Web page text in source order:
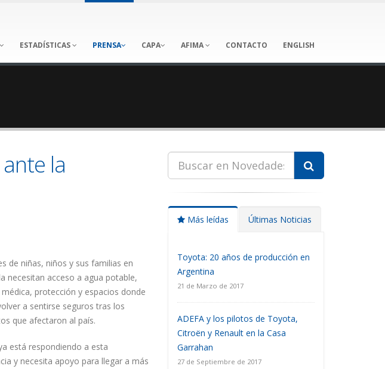
ESTADÍSTICAS PRENSA CAPA AFIMA CONTACTO ENGLISH
la
de niñas, niños y sus familias en
necesitan acceso a agua potable,
protección y espacios donde
a sentirse seguros tras los
que afectaron al país.
está respondiendo a esta
y necesita apoyo para llegar a más
Más leídas Últimas Noticias
Toyota: 20 años de producción en
Argentina
21 de Marzo de 2017
ADEFA y los pilotos de Toyota,
Citroën y Renault en la Casa
Garrahan
27 de Septiembre de 2017